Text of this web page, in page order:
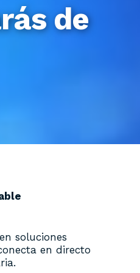
de
soluciones
en directo